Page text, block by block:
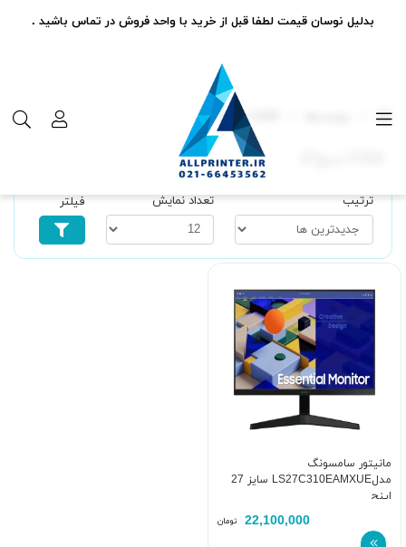
ترتیب تعداد نمایش فیلتر
مانیتور سامسونگ
مدلLS27C310EAMXUE سایز 27
اینچ
22,100,000 تومان
بدلیل نوسان قیمت لطفا قبل از خرید با واحد فروش در تماس باشید .